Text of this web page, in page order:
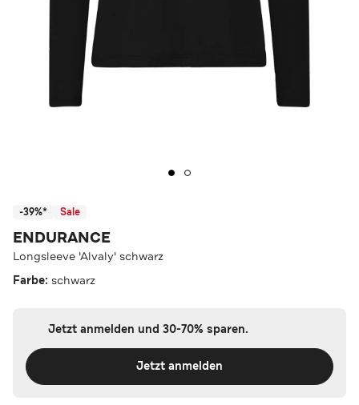
-39%* Sale
ENDURANCE
Longsleeve 'Alvaly' schwarz
Farbe: schwarz
Jetzt anmelden und 30-70% sparen.
Jetzt anmelden